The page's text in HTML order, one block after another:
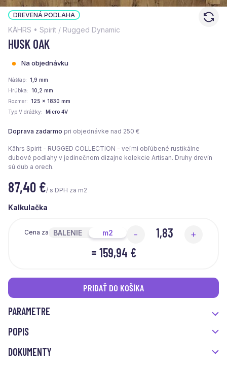
DREVENÁ PODLAHA
KÄHRS • Spirit / Rugged Dynamic
HUSK OAK
Na objednávku
Nášľap
1,9 mm
Hrúbka
10,2 mm
Rozmer
125 x 1830 mm
Typ V drážky
Micro 4V
Doprava zadarmo pri objednávke nad 250 €
Kährs Spirit - RUGGED COLLECTION - veľmi obľúbené rustikálne
dubové podlahy v jedinečnom dizajne kolekcie Artisan. Druhy drevín
sú dub a orech.
87,40 €/ s DPH za m2
Kalkulačka
Cena za BALENIE m2 - +
= 159,94 €
PRIDAŤ DO KOŠÍKA
PARAMETRE
POPIS
DOKUMENTY